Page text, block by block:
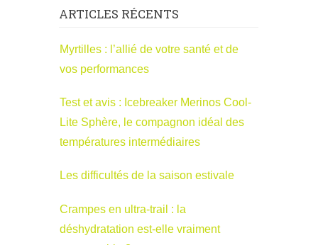
ARTICLES RÉCENTS
Myrtilles : l’allié de votre santé et de
vos performances
Test et avis : Icebreaker Merinos Cool-
Lite Sphère, le compagnon idéal des
températures intermédiaires
Les difficultés de la saison estivale
Crampes en ultra-trail : la
déshydratation est-elle vraiment